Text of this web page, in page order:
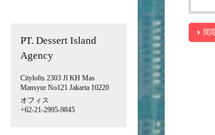
PT. Dessert Island
Agency
Citylofts 2303 Jl KH Mas
Mansyur No121 Jakarta 10220
オフィス
+62-21-2995-9845
間